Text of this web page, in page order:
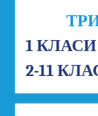
1
2-11